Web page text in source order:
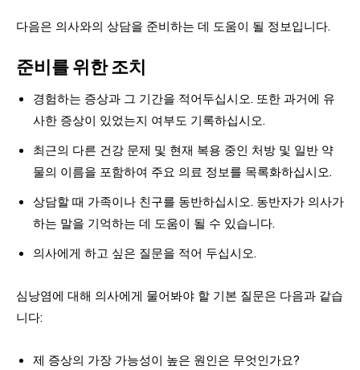
다음은 의사와의 상담을 준비하는 데 도움이 될 정보입니다.
준비를 위한 조치
경험하는 증상과 그 기간을 적어두십시오. 또한 과거에 유
사한 증상이 있었는지 여부도 기록하십시오.
최근의 다른 건강 문제 및 현재 복용 중인 처방 및 일반 약
물의 이름을 포함하여 주요 의료 정보를 목록화하십시오.
상담할 때 가족이나 친구를 동반하십시오. 동반자가 의사가
하는 말을 기억하는 데 도움이 될 수 있습니다.
의사에게 하고 싶은 질문을 적어 두십시오.
심낭염에 대해 의사에게 물어봐야 할 기본 질문은 다음과 같습
니다:
제 증상의 가장 가능성이 높은 원인은 무엇인가요?